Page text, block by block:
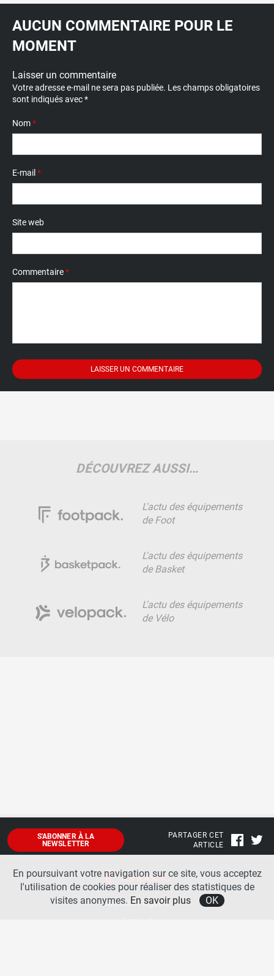
AUCUN COMMENTAIRE POUR LE
MOMENT
Laisser un commentaire
Votre adresse e-mail ne sera pas publiée. Les champs obligatoires
sont indiqués avec*
Nom*
E-mail *
Site web
Commentaire*
DÉCOUVREZ AUSSI…
L'actu des équipements
de Foot
L'actu des équipements
de Basket
L'actu des équipements
de Vélo
S'ABONNER À LA
NEWSLETTER
PARTAGER CET
ARTICLE
Mentions légales
En poursuivant votre navigation sur ce site, vous acceptez
l'utilisation de cookies pour réaliser des statistiques de
visites anonymes. En savoir plus OK